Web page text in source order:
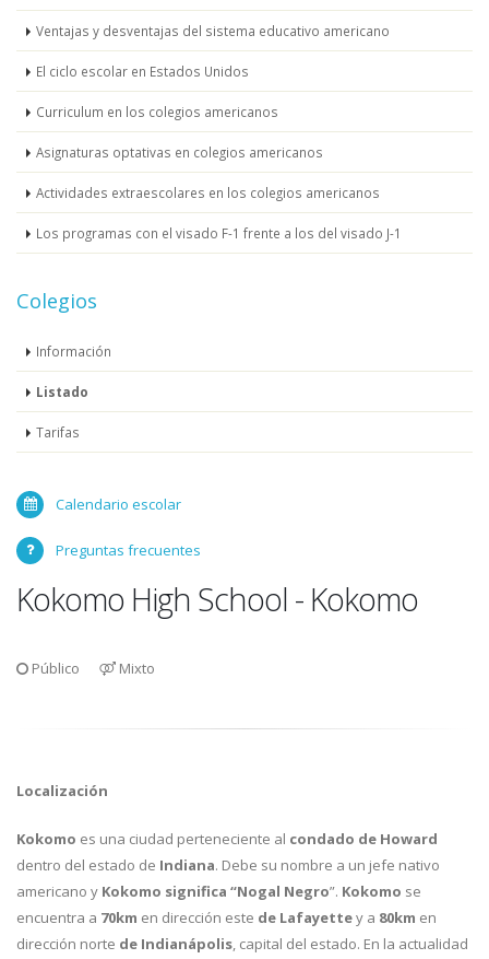
Ventajas y desventajas del sistema educativo americano
El ciclo escolar en Estados Unidos
Curriculum en los colegios americanos
Asignaturas optativas en colegios americanos
Actividades extraescolares en los colegios americanos
Los programas con el visado F-1 frente a los del visado J-1
Colegios
Información
Listado
Tarifas
Calendario escolar
Preguntas frecuentes
Kokomo High School - Kokomo
Público Mixto
Localización
Kokomo es una ciudad perteneciente al condado de Howard
dentro del estado de Indiana. Debe su nombre a un jefe nativo
americano y Kokomo significa “Nogal Negro”. Kokomo se
encuentra a 70km en dirección este de Lafayettey a 80km en
dirección norte de Indianápolis, capital del estado. En la actualidad